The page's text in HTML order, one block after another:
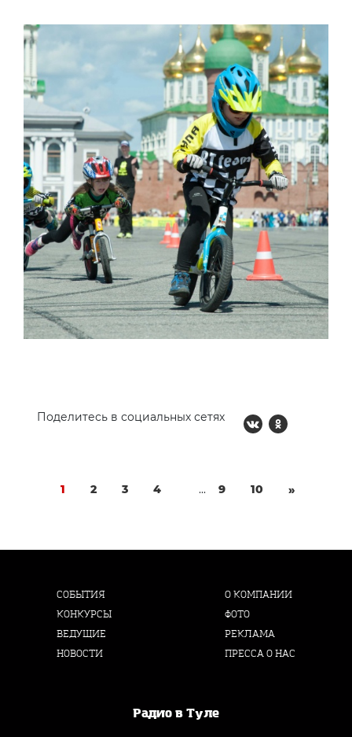
Поделитесь в социальных сетях
1 2 3 4 ... 9 10 »
СОБЫТИЯ
КОНКУРСЫ
ВЕДУЩИЕ
НОВОСТИ
О КОМПАНИИ
ФОТО
РЕКЛАМА
ПРЕССА О НАС
Радио в Туле